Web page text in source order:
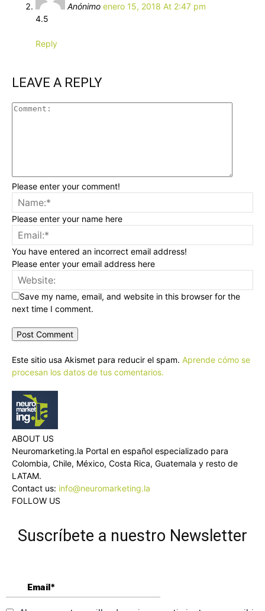
Anónimo enero 15, 2018 At 2:47 pm
4.5
Reply
LEAVE A REPLY
Please enter your comment!
Please enter your name here
You have entered an incorrect email address!
Please enter your email address here
Save my name, email, and website in this browser for the
next time I comment.
Este sitio usa Akismet para reducir el spam. Aprende cómo se
procesan los datos de tus comentarios.
ABOUT US
Neuromarketing.la Portal en español especializado para
Colombia, Chile, México, Costa Rica, Guatemala y resto de
LATAM.
Contact us: info@neuromarketing.la
FOLLOW US
Suscríbete a nuestro Newsletter